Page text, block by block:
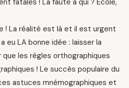
fatales ! La faute à qui ? École,
! La réalité est là et il est urgent
eu LA bonne idée : laisser la
les règles orthographiques
! Le succès populaire du
astuces mnémographiques et